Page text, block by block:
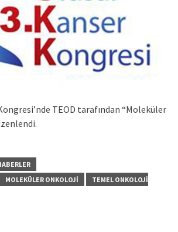
TEOD tarafından “Moleküler
MOLEKÜLER ONKOLOJI
TEMEL ONKOLOJI